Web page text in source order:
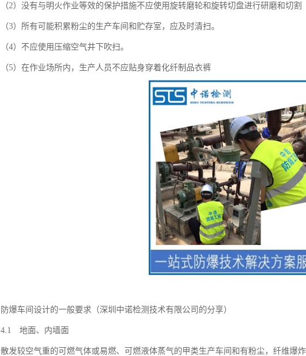
（2）没有与明火作业等效的保护措施不应使用旋转磨轮和旋转切盘进行研磨和切割
（3）所有可能积累粉尘的生产车间和贮存室，应及时清扫。
（4）不应使用压缩空气井下吹扫。
（5）在作业场所内，生产人员不应贴身穿着化纤制品衣裤
防爆车间设计的一般要求（深圳中诺检测技术有限公司的分享）
4.1 地面、内墙面
散发较空气重的可燃气体或易燃、可燃液体蒸气的甲类生产车间和有粉尘，纤维爆